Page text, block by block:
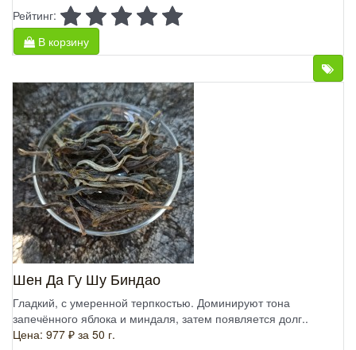
Рейтинг:
В корзину
Шен Да Гу Шу Биндао
Гладкий, с умеренной терпкостью. Доминируют тона
запечённого яблока и миндаля, затем появляется долг..
Цена: 977 ₽ за 50 г.